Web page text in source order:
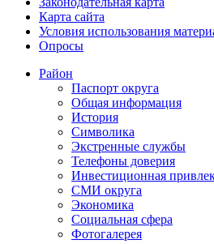
Карта сайта
Условия использования
Опросы
Район
Паспорт округа
Общая информация
История
Символика
Экстренные службы
Телефоны доверия
Инвестиционная
СМИ округа
Экономика
Социальная сфера
Фотогалерея